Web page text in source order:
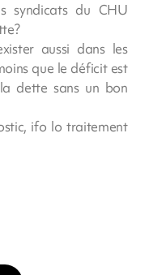
syndicats du CHU
aussi dans les
que le déficit est
dette sans un bon
ifo lo traitement